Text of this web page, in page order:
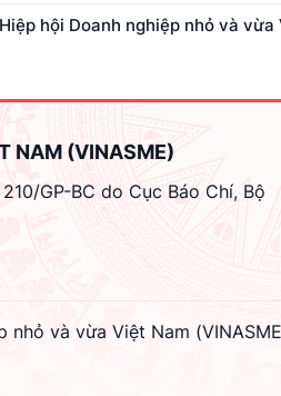
hội Doanh nghiệp nhỏ và vừa
NAM (VINASME)
GP-BC do Cục Báo Chí, Bộ
nhỏ và vừa Việt Nam